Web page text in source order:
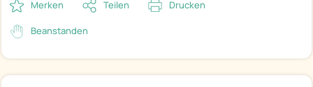
Merken Teilen Drucken
Beanstanden